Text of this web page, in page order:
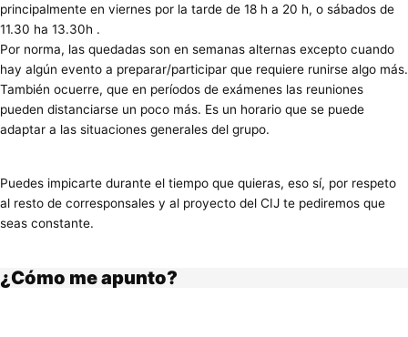
principalmente en viernes por la tarde de 18 h a 20 h, o sábados de
11.30 ha 13.30h .
Por norma, las quedadas son en semanas alternas excepto cuando
hay algún evento a preparar/participar que requiere runirse algo más.
También ocuerre, que en períodos de exámenes las reuniones
pueden distanciarse un poco más. Es un horario que se puede
adaptar a las situaciones generales del grupo.
Puedes impicarte durante el tiempo que quieras, eso sí, por respeto
al resto de corresponsales y al proyecto del CIJ te pediremos que
seas constante.
¿Cómo me apunto?